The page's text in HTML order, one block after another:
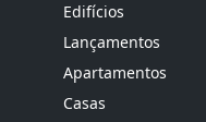
Edifícios
Lançamentos
Apartamentos
Casas